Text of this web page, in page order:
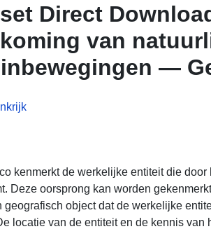
Direct
van
—
kenmerkt de werkelijke entiteit die
Deze oorsprong kan worden
geografisch object dat de werkelijke
locatie van de entiteit en de kennis van